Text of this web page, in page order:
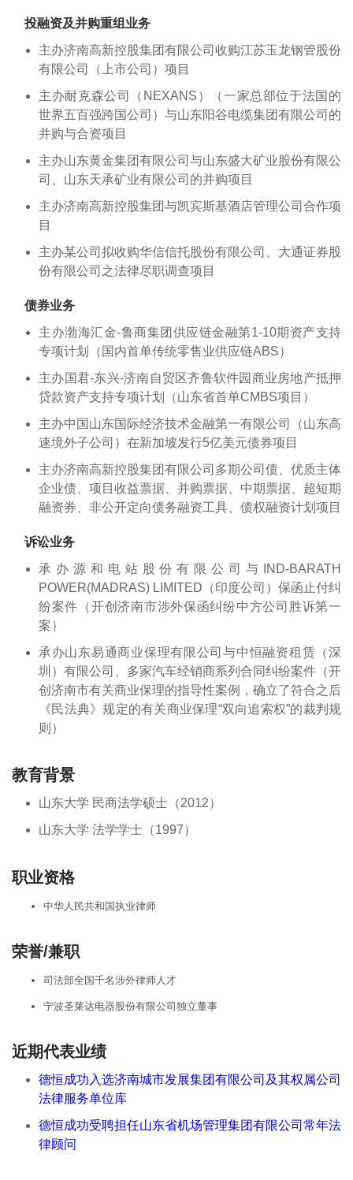
投融资及并购重组业务
主办济南高新控股集团有限公司收购江苏玉龙钢管股份
有限公司（上市公司）项目
主办耐克森公司（NEXANS）（一家总部位于法国的
世界五百强跨国公司）与山东阳谷电缆集团有限公司的
并购与合资项目
主办山东黄金集团有限公司与山东盛大矿业股份有限公
司、山东天承矿业有限公司的并购项目
主办济南高新控股集团与凯宾斯基酒店管理公司合作项
目
主办某公司拟收购华信信托股份有限公司、大通证券股
份有限公司之法律尽职调查项目
债券业务
主办渤海汇金-鲁商集团供应链金融第1-10期资产支持
专项计划（国内首单传统零售业供应链ABS）
主办国君-东兴-济南自贸区齐鲁软件园商业房地产抵押
贷款资产支持专项计划（山东省首单CMBS项目）
主办中国山东国际经济技术金融第一有限公司（山东高
速境外子公司）在新加坡发行5亿美元债券项目
主办济南高新控股集团有限公司多期公司债、优质主体
企业债、项目收益票据、并购票据、中期票据、超短期
融资券、非公开定向债务融资工具、债权融资计划项目
诉讼业务
承办源和电站股份有限公司与IND-BARATH
POWER(MADRAS) LIMITED（印度公司）保函止付纠
纷案件（开创济南市涉外保函纠纷中方公司胜诉第一
案）
承办山东易通商业保理有限公司与中恒融资租赁（深
圳）有限公司、多家汽车经销商系列合同纠纷案件（开
创济南市有关商业保理的指导性案例，确立了符合之后
《民法典》规定的有关商业保理“双向追索权”的裁判规
则）
教育背景
山东大学 民商法学硕士（2012）
山东大学 法学学士（1997）
职业资格
中华人民共和国执业律师
荣誉/兼职
司法部全国千名涉外律师人才
宁波圣莱达电器股份有限公司独立董事
近期代表业绩
德恒成功入选济南城市发展集团有限公司及其权属公司
法律服务单位库
德恒成功受聘担任山东省机场管理集团有限公司常年法
律顾问